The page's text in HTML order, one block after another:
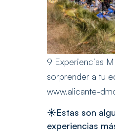
9 Experiencias
sorprender a tu
www.alicante-
☀️Estas son
experiencias